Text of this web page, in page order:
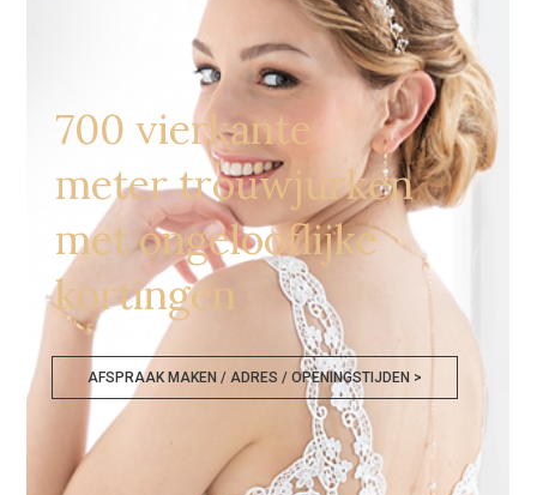
700 vierkante
meter trouwjurken
met ongelooflijke
kortingen
AFSPRAAK MAKEN / ADRES / OPENINGSTIJDEN >